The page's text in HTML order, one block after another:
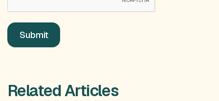
Related Articles